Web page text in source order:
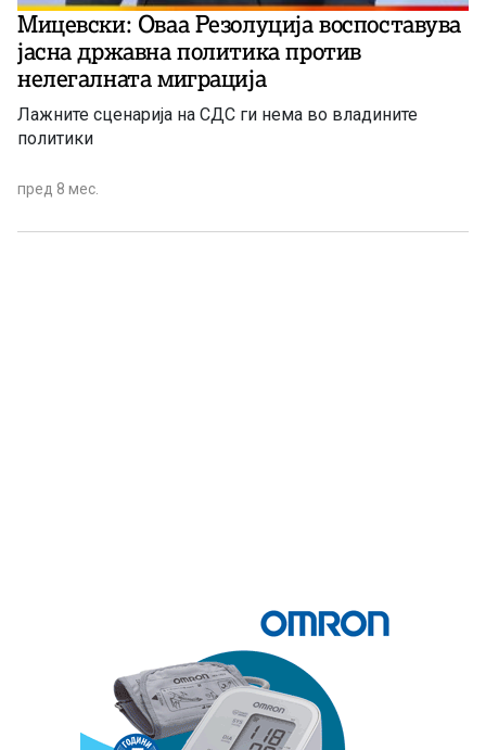
Мицевски: Oваа Резолуција воспоставува
јасна државна политика против
нелегалната миграција
Лажните сценарија на СДС ги нема во владините
политики
пред 8 мес.